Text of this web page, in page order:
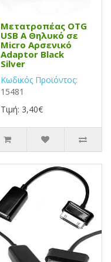
Μετατροπέας OTG
USB Α Θηλυκό σε
Micro Αρσενικό
Adaptor Black
Silver
Κωδικός Προϊόντος:
15481
Τιμή: 3,40€